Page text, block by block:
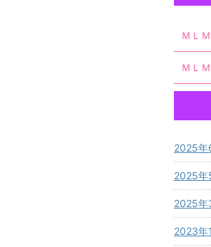
ＭＬ
ＭＬ
2025年
2025年
2025年
2023年